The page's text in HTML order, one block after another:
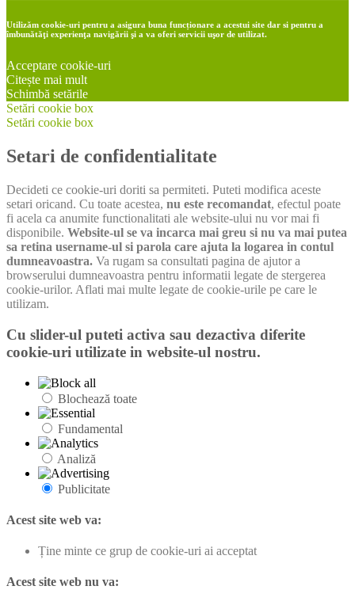
Utilizăm cookie-uri pentru a asigura buna funcționare a acestui site dar si pentru a
îmbunătăţi experienţa navigării şi a va oferi servicii uşor de utilizat.
Acceptare cookie-uri
Citește mai mult
Schimbă setările
Setări cookie box
Setări cookie box
Setari de confidentialitate
Decideti ce cookie-uri doriti sa permiteti. Puteti modifica aceste
setari oricand. Cu toate acestea, nu este recomandat, efectul poate
fi acela ca anumite functionalitati ale website-ului nu vor mai fi
disponibile. Website-ul se va incarca mai greu si nu va mai putea
sa retina username-ul si parola care ajuta la logarea in contul
dumneavoastra. Va rugam sa consultati pagina de ajutor a
browserului dumneavoastra pentru informatii legate de stergerea
cookie-urilor. Aflati mai multe legate de cookie-urile pe care le
utilizam.
Cu slider-ul puteti activa sau dezactiva diferite
cookie-uri utilizate in website-ul nostru.
Blochează toate
Fundamental
Analiză
Publicitate
Acest site web va:
Ține minte ce grup de cookie-uri ai acceptat
Acest site web nu va: